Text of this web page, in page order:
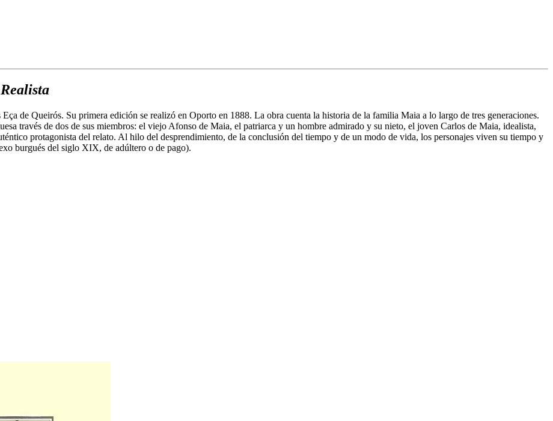
Realista
de Queirós. Su primera edición se realizó en Oporto en 1888. La obra cuenta la historia de la familia Maia a lo largo de tres generaciones.
través de dos de sus miembros: el viejo Afonso de Maia, el patriarca y un hombre admirado y su nieto, el joven Carlos de Maia, idealista,
protagonista del relato. Al hilo del desprendimiento, de la conclusión del tiempo y de un modo de vida, los personajes viven su tiempo y
burgués del siglo XIX, de adúltero o de pago).